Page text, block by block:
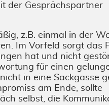
der Gesprächspartner
z.B. einmal in der
Im Vorfeld sorgt das
hat und nicht
für einen
in eine Sackgasse
am Ende, sollte
selbst, die